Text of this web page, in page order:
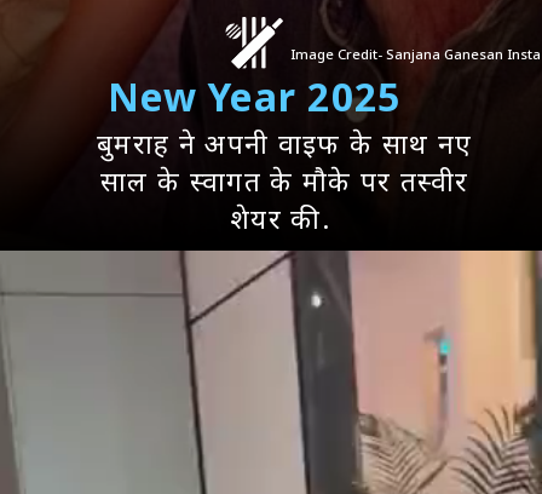
Image Credit- Sanjana Ganesan Insta
New Year 2025
बुमराह ने अपनी वाइफ के साथ नए
साल के स्वागत के मौके पर तस्वीर
शेयर की.